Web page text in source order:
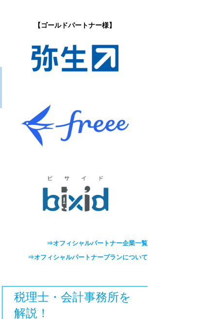
【ゴールドパートナー様】
⇒オフィシャルパートナー企業一覧
⇒オフィシャルパートナープランについて
税理士・会計事務所を
解説！